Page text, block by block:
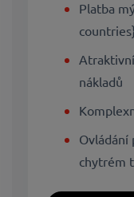
Platba
nákladů
Ovládání
chytrém